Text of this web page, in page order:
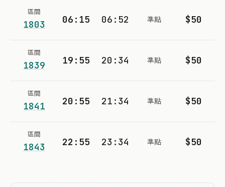
區間
1803 06:15 06:52 準點 $50
區間
1839 19:55 20:34 準點 $50
區間
1841 20:55 21:34 準點 $50
區間
1843 22:55 23:34 準點 $50